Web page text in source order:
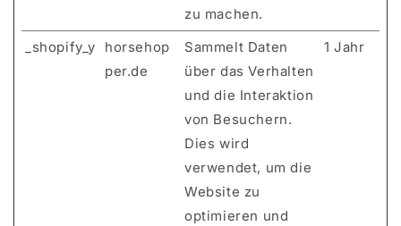
zu machen.
_shopify_y
horsehop
per.de
Sammelt Daten
über das Verhalten
und die Interaktion
von Besuchern.
Dies wird
verwendet, um die
Website zu
optimieren und
1 Jahr